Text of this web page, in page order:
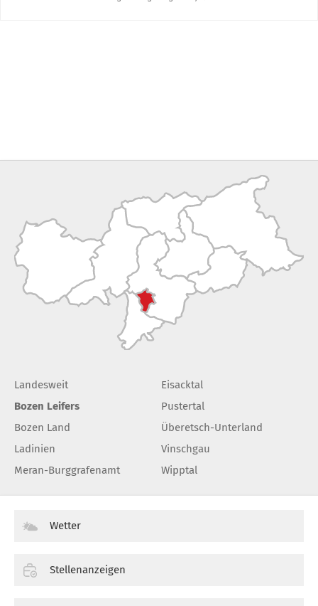
Landesweit
Bozen Leifers
Bozen Land
Ladinien
Meran-Burggrafenamt
Eisacktal
Pustertal
Überetsch-Unterland
Vinschgau
Wipptal
Wetter
Stellenanzeigen